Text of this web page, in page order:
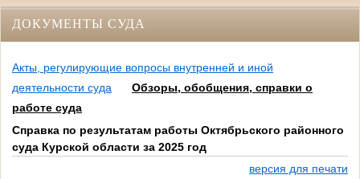
ДОКУМЕНТЫ СУДА
Акты, регулирующие вопросы внутренней и иной
деятельности суда
Обзоры, обобщения, справки о
работе суда
Справка по результатам работы Октябрьского районного
суда Курской области за 2025 год
версия для печати